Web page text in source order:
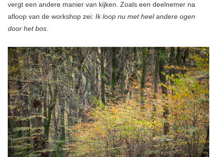
vergt een andere manier van kijken. Zoals een deelnemer na
afloop van de workshop zei: Ik loop nu met heel andere ogen
door het bos.